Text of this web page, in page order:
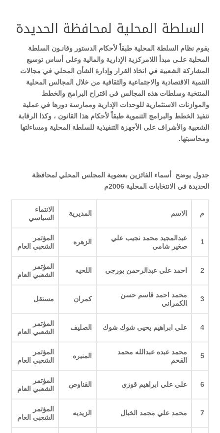
السلطة المحلية لمحافظة الحديدة
يقوم نظام السلطة المحلية طبقاً لأحكام الدستور وقانـون السلطة
المحلية علـى مبدأ اللامركزية الإدارية والمالية وعلى أساس توسيع
المشاركة الشعبية في اتخاذ القرار وإدارة الشأن المحلي في مجالات
التنمية الاقتصادية والاجتماعية والثقافية من خلال المجالس المحلية
المنتخبة وسلطات هذه المجالس في اقتراح البرامج والخطط
والموازنات الاستثمارية للوحدات الإدارية وممارسة دورها في عملية
تنفيذ الخطط والبرامج التنموية طبقاً لأحكام هذا القانون ، وكذا الرقابة
الشعبية والأشراف على الأجهزة التنفيذية للسلطة المحلية ومساءلتها
ومحاسبتها.
جدول يوضح أسماء الفائزين بعضوية المجلس المحلي لمحافظة
الحديدة في الانتخابات المحلية 2006م
م الاسم المديرية
الانتماء
السياسي
1
عبدالمجيد محمد نجيب علي
صغير شامي
الزهره
المؤتمر
الشعبي العام
2 احمد علي عبدالرحمن بورجي اللحيه
المؤتمر
الشعبي العام
3
محمد احمد قاسم حسن
الكمراني
كمران مستقل
4 علي ابراهيم يحيى شوك شوك الصليف
المؤتمر
الشعبي العام
5
محمد عبده عبدالله محمد
القحم
المنيره
المؤتمر
الشعبي العام
6 علي علي ابراهيم قوزي القناوص
المؤتمر
الشعبي العام
7 محمد علي محمد الخبال الزيديه
المؤتمر
الشعبي العام